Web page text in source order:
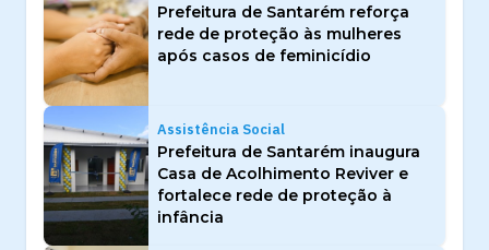
Prefeitura de Santarém reforça
rede de proteção às mulheres
após casos de feminicídio
Assistência Social
Prefeitura de Santarém inaugura
Casa de Acolhimento Reviver e
fortalece rede de proteção à
infância